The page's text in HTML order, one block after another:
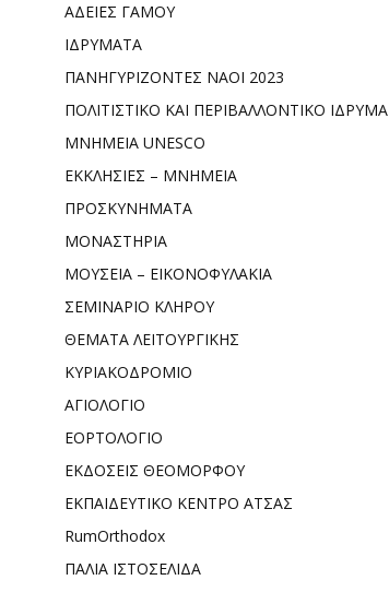
ΑΔΕΙΕΣ ΓΑΜΟΥ
ΙΔΡΥΜΑΤΑ
ΠΑΝΗΓΥΡΙΖΟΝΤΕΣ ΝΑΟΙ 2023
ΠΟΛΙΤΙΣΤΙΚΟ ΚΑΙ ΠΕΡΙΒΑΛΛΟΝΤΙΚΟ ΙΔΡΥΜΑ
ΜΝΗΜΕΙΑ UNESCO
ΕΚΚΛΗΣΙΕΣ – ΜΝΗΜΕΙΑ
ΠΡΟΣΚΥΝΗΜΑΤΑ
ΜΟΝΑΣΤΗΡΙΑ
ΜΟΥΣΕΙΑ – ΕΙΚΟΝΟΦΥΛΑΚΙΑ
ΣΕΜΙΝΑΡΙΟ ΚΛΗΡΟΥ
ΘΕΜΑΤΑ ΛΕΙΤΟΥΡΓΙΚΗΣ
ΚΥΡΙΑΚΟΔΡΟΜΙΟ
ΑΓΙΟΛΟΓΙΟ
ΕΟΡΤΟΛΟΓΙΟ
ΕΚΔΟΣΕΙΣ ΘΕΟΜΟΡΦΟΥ
ΕΚΠΑΙΔΕΥΤΙΚΟ ΚΕΝΤΡΟ ΑΤΣΑΣ
RumOrthodox
ΠΑΛΙΑ ΙΣΤΟΣΕΛΙΔΑ